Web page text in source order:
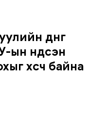
дүнг
ын үндсэн
хүсч байна